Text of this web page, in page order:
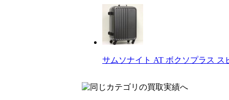
サムソナイト AT ボクソプラス ス